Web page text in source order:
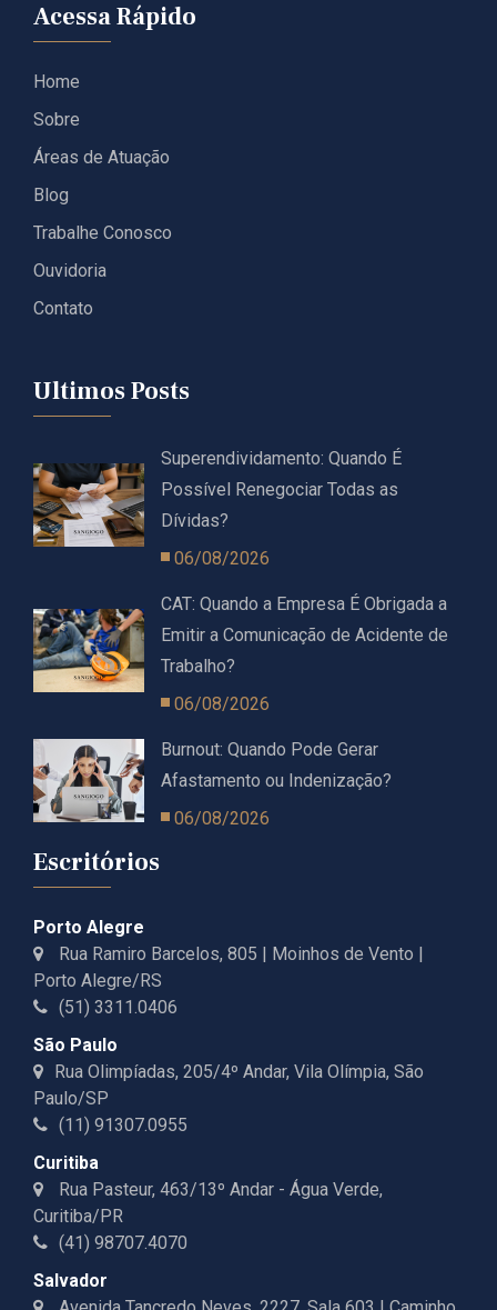
Acessa Rápido
Home
Sobre
Áreas de Atuação
Blog
Trabalhe Conosco
Ouvidoria
Contato
Ultimos Posts
Superendividamento: Quando É
Possível Renegociar Todas as
Dívidas?
06/08/2026
CAT: Quando a Empresa É Obrigada a
Emitir a Comunicação de Acidente de
Trabalho?
06/08/2026
Burnout: Quando Pode Gerar
Afastamento ou Indenização?
06/08/2026
Escritórios
Porto Alegre
Rua Ramiro Barcelos, 805 | Moinhos de Vento |
Porto Alegre/RS
(51) 3311.0406
São Paulo
Rua Olimpíadas, 205/4º Andar, Vila Olímpia, São
Paulo/SP
(11) 91307.0955
Curitiba
Rua Pasteur, 463/13º Andar - Água Verde,
Curitiba/PR
(41) 98707.4070
Salvador